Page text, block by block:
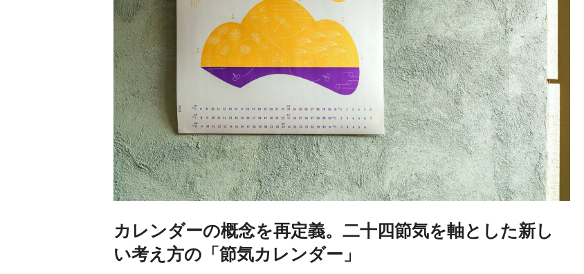
カレンダーの概念を再定義。二十四節気を軸とした新し
い考え方の「節気カレンダー」